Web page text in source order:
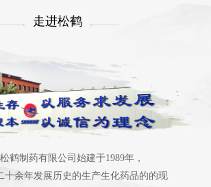
走进松鹤
鹤制药有限公司始建于1989年，
十余年发展历史的生产生化药品的的现